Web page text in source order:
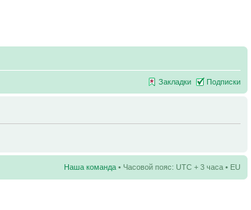
Закладки Подписки
Наша команда • Часовой пояс: UTC + 3 часа • EU